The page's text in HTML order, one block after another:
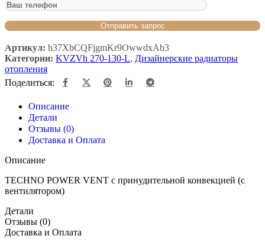
Артикул: h37XbCQFjgmKr9OwwdxAb3
Категории: KVZVh 270-130-L, Дизайнерские радиаторы
отопления
Поделиться:
Описание
Детали
Отзывы (0)
Доставка и Оплата
Описание
TECHNO POWER VENT с принудительной конвекцией (c
вентилятором)
Детали
Отзывы (0)
Доставка и Оплата